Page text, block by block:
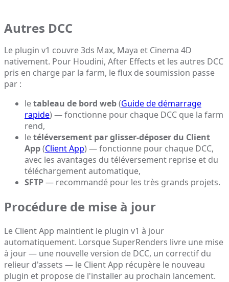
Autres DCC
Le plugin v1 couvre 3ds Max, Maya et Cinema 4D
nativement. Pour Houdini, After Effects et les autres DCC
pris en charge par la farm, le flux de soumission passe
par :
letableau de bord web(Guide de démarrage
rapide) — fonctionne pour chaque DCC que la farm
rend,
letéléversement par glisser-déposer du Client
App(Client App) — fonctionne pour chaque DCC,
avec les avantages du téléversement reprise et du
téléchargement automatique,
SFTP— recommandé pour les très grands projets.
Procédure de mise à jour
Le Client App maintient le plugin v1 à jour
automatiquement. Lorsque SuperRenders livre une mise
à jour — une nouvelle version de DCC, un correctif du
relieur d'assets — le Client App récupère le nouveau
plugin et propose de l'installer au prochain lancement.